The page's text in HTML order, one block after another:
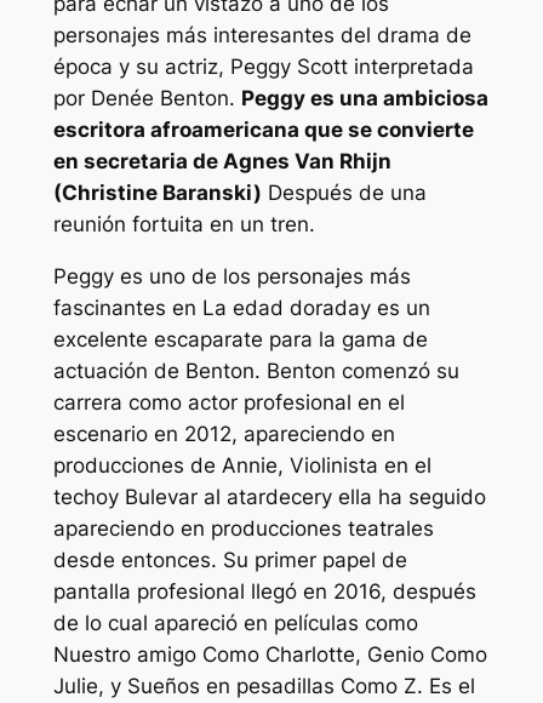
personajes más interesantes del drama de
época y su actriz, Peggy Scott interpretada
por Denée Benton. Peggy es una ambiciosa
escritora afroamericana que se convierte
en secretaria de Agnes Van Rhijn
(Christine Baranski) Después de una
reunión fortuita en un tren.
Peggy es uno de los personajes más
fascinantes en La edad doraday es un
excelente escaparate para la gama de
actuación de Benton. Benton comenzó su
carrera como actor profesional en el
escenario en 2012, apareciendo en
producciones de Annie, Violinista en el
techoy Bulevar al atardecery ella ha seguido
apareciendo en producciones teatrales
desde entonces. Su primer papel de
pantalla profesional llegó en 2016, después
de lo cual apareció en películas como
Nuestro amigoComo Charlotte, GenioComo
Julie, y Sueños en pesadillas Como Z. Es el